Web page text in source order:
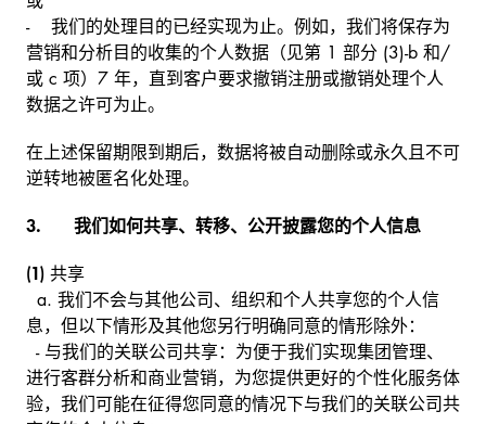
- 我们的处理目的已经实现为止。例如，我们将保存为
营销和分析目的收集的个人数据（见第 1 部分 (3)-b 和/
或 c 项）7 年，直到客户要求撤销注册或撤销处理个人
数据之许可为止。
在上述保留期限到期后，数据将被自动删除或永久且不可
逆转地被匿名化处理。
3. 我们如何共享、转移、公开披露您的个人信息
(1) 共享
a. 我们不会与其他公司、组织和个人共享您的个人信
息，但以下情形及其他您另行明确同意的情形除外：
- 与我们的关联公司共享：为便于我们实现集团管理、
进行客群分析和商业营销，为您提供更好的个性化服务体
验，我们可能在征得您同意的情况下与我们的关联公司共